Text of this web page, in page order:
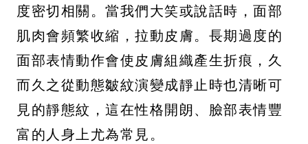
度密切相關。當我們大笑或說話時，面部
肌肉會頻繁收縮，拉動皮膚。長期過度的
面部表情動作會使皮膚組織產生折痕，久
而久之從動態皺紋演變成靜止時也清晰可
見的靜態紋，這在性格開朗、臉部表情豐
富的人身上尤為常見。